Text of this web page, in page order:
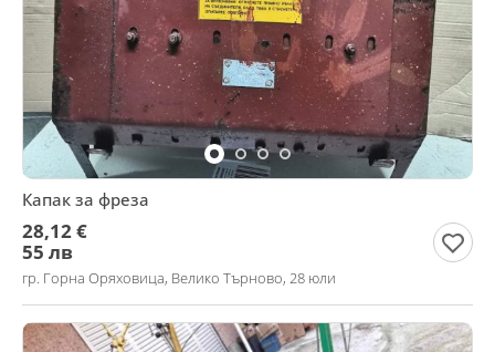
Капак за фреза
28,12 €
55 лв
гр. Горна Оряховица, Велико Търново, 28 юли